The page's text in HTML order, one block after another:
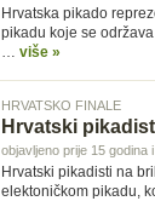
Hrvatska pikado
pikadu koje se
… više »
HRVATSKO FINALE
Hrvatski
objavljeno prije 15 godina
Hrvatski pikadisti na
elektoničkom pikadu,